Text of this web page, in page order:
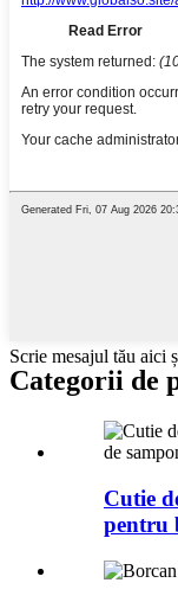
Scrie mesajul tău aici
Categorii de
Cutie
pentru